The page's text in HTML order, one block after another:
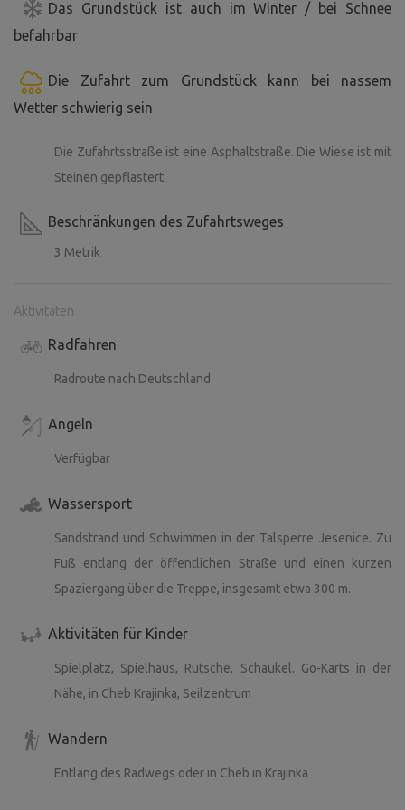
Gemeinschaftseinrichtungen im Freien vor allem für die
Bewohner von Hütten, Zelten und Wohnwagen zur
Das Grundstück ist auch im Winter / bei Schnee
befahrbar
Die Zufahrt zum Grundstück kann bei nassem
Wetter schwierig sein
Die Zufahrtsstraße ist eine Asphaltstraße. Die Wiese ist mit
Steinen gepflastert.
Beschränkungen des Zufahrtsweges
3 Metrik
Aktivitäten
Radfahren
Radroute nach Deutschland
Angeln
Verfügbar
Wassersport
Sandstrand und Schwimmen in der Talsperre Jesenice. Zu
Fuß entlang der öffentlichen Straße und einen kurzen
Spaziergang über die Treppe, insgesamt etwa 300 m.
Aktivitäten für Kinder
Spielplatz, Spielhaus, Rutsche, Schaukel. Go-Karts in der
Nähe, in Cheb Krajinka, Seilzentrum
Wandern
Entlang des Radwegs oder in Cheb in Krajinka